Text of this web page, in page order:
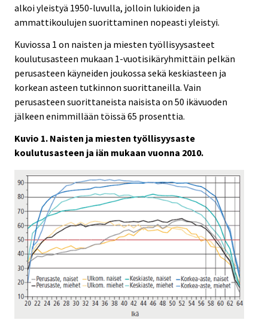
alkoi yleistyä 1950-luvulla, jolloin lukioiden ja
ammattikoulujen suorittaminen nopeasti yleistyi.
Kuviossa 1 on naisten ja miesten työllisyysasteet
koulutusasteen mukaan 1-vuotisikäryhmittäin pelkän
perusasteen käyneiden joukossa sekä keskiasteen ja
korkean asteen tutkinnon suorittaneilla. Vain
perusasteen suorittaneista naisista on 50 ikävuoden
jälkeen enimmillään töissä 65 prosenttia.
Kuvio 1. Naisten ja miesten työllisyysaste
koulutusasteen ja iän mukaan vuonna 2010.